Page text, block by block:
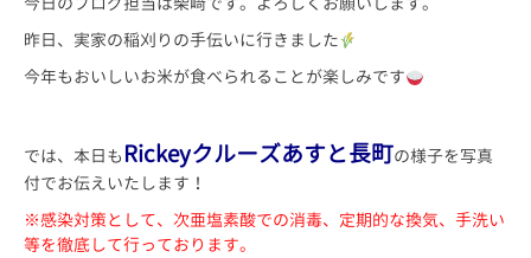
昨日、実家の稲刈りの手伝いに行きました
今年もおいしいお米が食べられることが楽しみです
では、本日も Rickeyクルーズあすと長町の様子を写真
付でお伝えいたします！
※感染対策として、次亜塩素酸での消毒、定期的な換気、手洗い
等を徹底して行っております。